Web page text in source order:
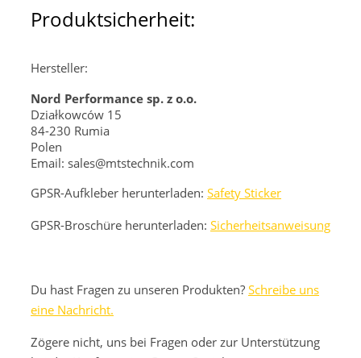
Produktsicherheit:
Hersteller:
Nord Performance sp. z o.o.
Działkowców 15
84-230 Rumia
Polen
Email: sales@mtstechnik.com
GPSR-Aufkleber herunterladen: Safety Sticker
GPSR-Broschüre herunterladen: Sicherheitsanweisung
Du hast Fragen zu unseren Produkten? Schreibe uns
eine Nachricht.
Zögere nicht, uns bei Fragen oder zur Unterstützung